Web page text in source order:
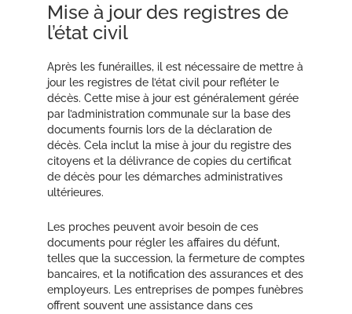
Mise à jour des registres de
l’état civil
Après les funérailles, il est nécessaire de mettre à
jour les registres de l’état civil pour refléter le
décès. Cette mise à jour est généralement gérée
par l’administration communale sur la base des
documents fournis lors de la déclaration de
décès. Cela inclut la mise à jour du registre des
citoyens et la délivrance de copies du certificat
de décès pour les démarches administratives
ultérieures.
Les proches peuvent avoir besoin de ces
documents pour régler les affaires du défunt,
telles que la succession, la fermeture de comptes
bancaires, et la notification des assurances et des
employeurs. Les entreprises de pompes funèbres
offrent souvent une assistance dans ces